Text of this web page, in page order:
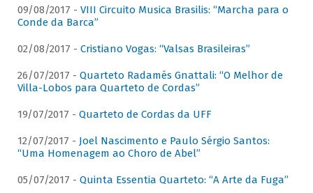
09/08/2017 - VIII Circuito Musica Brasilis: “Marcha para o
Conde da Barca”
02/08/2017 - Cristiano Vogas: “Valsas Brasileiras”
26/07/2017 - Quarteto Radamés Gnattali: “O Melhor de
Villa-Lobos para Quarteto de Cordas”
19/07/2017 - Quarteto de Cordas da UFF
12/07/2017 - Joel Nascimento e Paulo Sérgio Santos:
“Uma Homenagem ao Choro de Abel”
05/07/2017 - Quinta Essentia Quarteto: “A Arte da Fuga”